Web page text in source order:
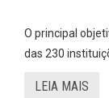
O principal
das 230
LEIA MAIS